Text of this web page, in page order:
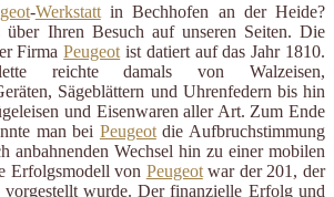
-Werkstattin Bechhofen an der Heide?
Ihren Besuch auf unseren Seiten. Die
FirmaPeugeot ist datiert auf das Jahr 1810.
reichte damals von Walzeisen,
Sägeblättern und Uhrenfedern bis hin
und Eisenwaren aller Art. Zum Ende
man bei Peugeotdie Aufbruchstimmung
anbahnenden Wechsel hin zu einer mobilen
Erfolgsmodell von Peugeotwar der 201, der
wurde. Der finanzielle Erfolg und